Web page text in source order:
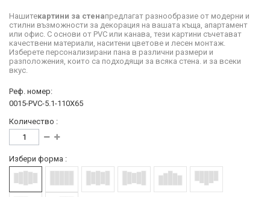
Нашитекартини за стенапредлагат разнообразие от модерни и
стилни възможности за декорация на вашата къща, апартамент
или офис. С основи от PVC или канава, тези картини съчетават
качествени материали, наситени цветове и лесен монтаж.
Изберете персонализирани пана в различни размери и
разположения, които са подходящи за всяка стена. и за всеки
вкус.
Реф. номер:
0015-PVC-5.1-110X65
Количество :
Избери форма :